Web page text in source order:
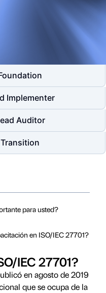
Implementer
Auditor
Transition
para usted?
en ISO/IEC 27701?
IEC 27701?
en agosto de 2019
que se ocupa de la